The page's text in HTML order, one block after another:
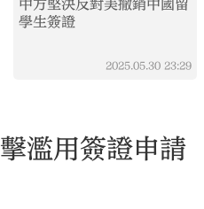
中方堅決反對美撤銷中國留
學生簽證
2025.05.30 23:29
濫用簽證申請